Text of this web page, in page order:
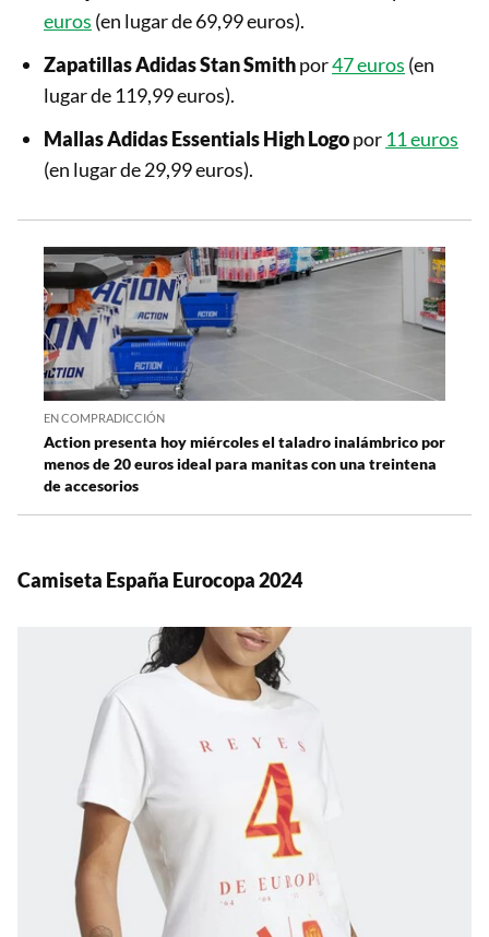
euros (en lugar de 69,99 euros).
Zapatillas AdidasStan Smithpor47 euros (en
lugar de 119,99 euros).
Mallas AdidasEssentials High Logopor 11 euros
(en lugar de 29,99 euros).
EN COMPRADICCIÓN
Action presenta hoy miércoles el taladro inalámbrico por
menos de 20 euros ideal para manitas con una treintena
de accesorios
Camiseta España Eurocopa 2024